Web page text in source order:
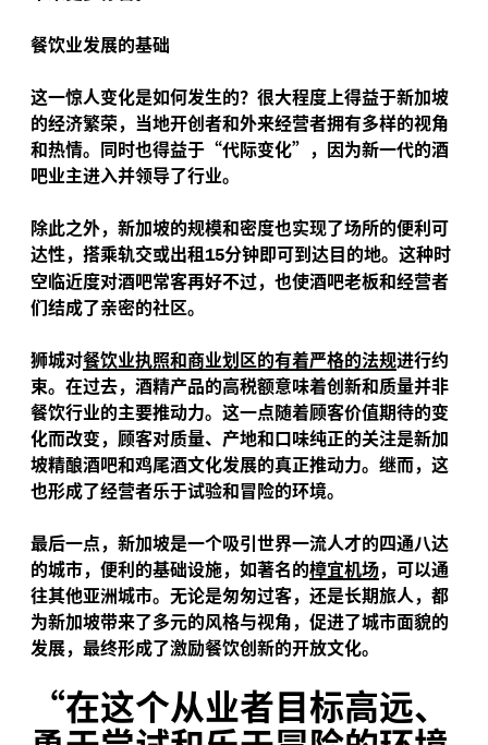
餐饮业发展的基础
这一惊人变化是如何发生的？很大程度上得益于新加坡
的经济繁荣，当地开创者和外来经营者拥有多样的视角
和热情。同时也得益于“代际变化”，因为新一代的酒
吧业主进入并领导了行业。
除此之外，新加坡的规模和密度也实现了场所的便利可
达性，搭乘轨交或出租15分钟即可到达目的地。这种时
空临近度对酒吧常客再好不过，也使酒吧老板和经营者
们结成了亲密的社区。
狮城对餐饮业执照和商业划区的有着严格的法规进行约
束。在过去，酒精产品的高税额意味着创新和质量并非
餐饮行业的主要推动力。这一点随着顾客价值期待的变
化而改变，顾客对质量、产地和口味纯正的关注是新加
坡精酿酒吧和鸡尾酒文化发展的真正推动力。继而，这
也形成了经营者乐于试验和冒险的环境。
最后一点，新加坡是一个吸引世界一流人才的四通八达
的城市，便利的基础设施，如著名的樟宜机场，可以通
往其他亚洲城市。无论是匆匆过客，还是长期旅人，都
为新加坡带来了多元的风格与视角，促进了城市面貌的
发展，最终形成了激励餐饮创新的开放文化。
“在这个从业者目标高远、